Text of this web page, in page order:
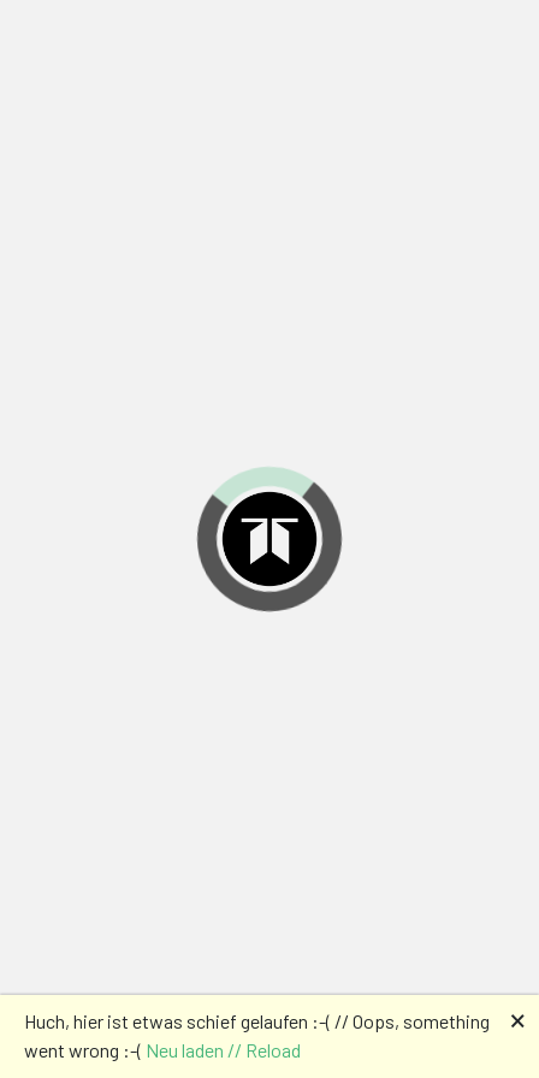
Huch, hier ist etwas schief gelaufen :-( // Oops, something
went wrong :-( Neu laden // Reload
🗙